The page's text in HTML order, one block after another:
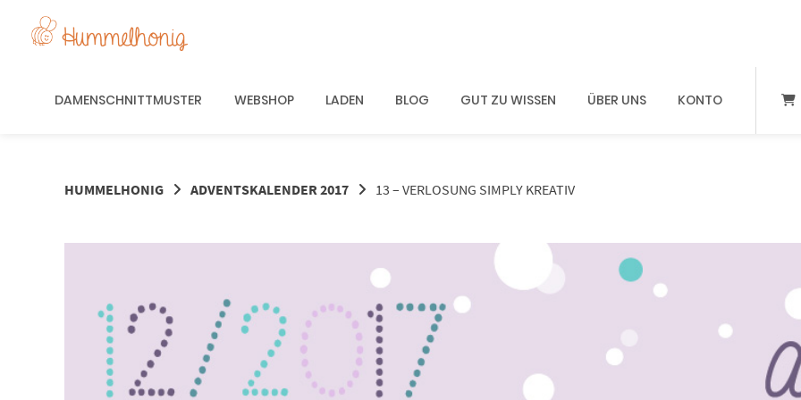
DAMENSCHNITTMUSTER WEBSHOP LADEN BLOG GUT ZU WISSEN ÜBER UNS KONTO
HUMMELHONIG ADVENTSKALENDER 2017 13 – VERLOSUNG SIMPLY KREATIV